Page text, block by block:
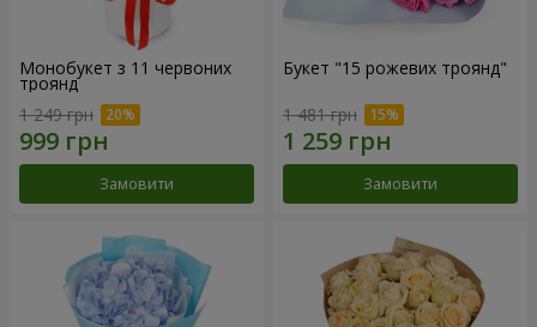
Монобукет з 11 червоних
троянд
1 249 грн
Замовити
Букет "15 рожевих троянд"
1 481 грн
Замовити